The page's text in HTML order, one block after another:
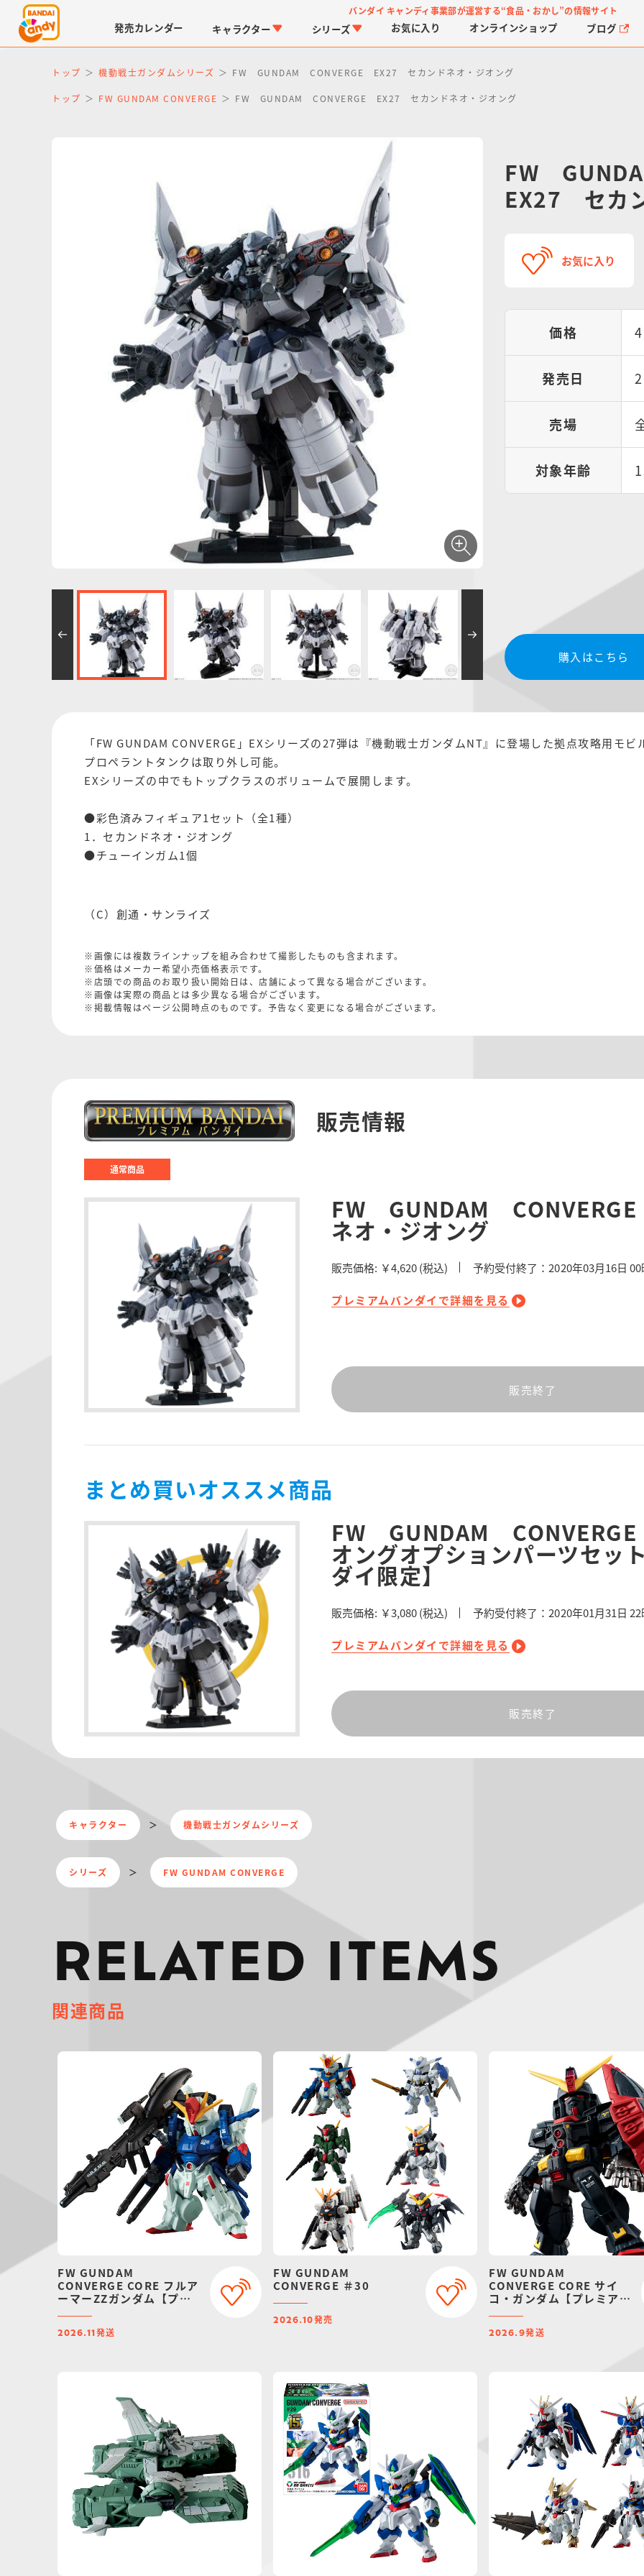
バンダイ キャンディ事業部が運営する“食品・おかし”の情報サイト
発売カレンダー キャラクター
PROJECT R.E.D.・ス
ーパー戦隊シリーズ
プリキュアシリーズ
シリーズ
つりグミ チョコサプ
お気に入り オンラインショップ ブログ
トップ 機動戦士ガンダムシリーズ FW GUNDAM CONVERGE EX27 セカンドネオ・ジオング
トップ FW GUNDAM CONVERGE FW GUNDAM CONVERGE EX27 セカンドネオ・ジオング
FW
EX27 セカ
お気に入り
価格
発売日
売場
対象年齢
購入はこちら
「FW GUNDAM CONVERGE」EXシリーズの27弾は『機動戦士ガンダムNT』に登場した拠点攻略用モ
プロペラントタンクは取り外し可能。
EXシリーズの中でもトップクラスのボリュームで展開します。
●彩色済みフィギュア1セット（全1種）
1．セカンドネオ・ジオング
●チューインガム1個
（C）創通・サンライズ
※画像には複数ラインナップを組み合わせて撮影したものも含まれます。
※価格はメーカー希望小売価格表示です。
※店頭での商品のお取り扱い開始日は、店舗によって異なる場合がございます。
※画像は実際の商品とは多少異なる場合がございます。
※掲載情報はページ公開時点のものです。予告なく変更になる場合がございます。
販売情報
通常商品
FW GUNDAM
ネオ・ジオング
販売価格: ￥4,620(税込) 予約受付終了：2020年03月16日
プレミアムバンダイで詳細を見る
販売終了
まとめ買いオススメ商品
FW GUNDAM
オングオプションパーツセッ
ダイ限定】
販売価格: ￥3,080(税込) 予約受付終了：2020年01月31日
プレミアムバンダイで詳細を見る
販売終了
キャラクター 機動戦士ガンダムシリーズ
シリーズ FW GUNDAM CONVERGE
RELATED ITEMS
関連商品
FW GUNDAM
CONVERGE CORE フルア
ーマーZZガンダム【プレ
2026.11 発送
FW GUNDAM
CONVERGE ＃30
2026.10発売
FW GUNDAM
CONVERGE CORE サイ
コ・ガンダム【プレミアム
2026.9発送